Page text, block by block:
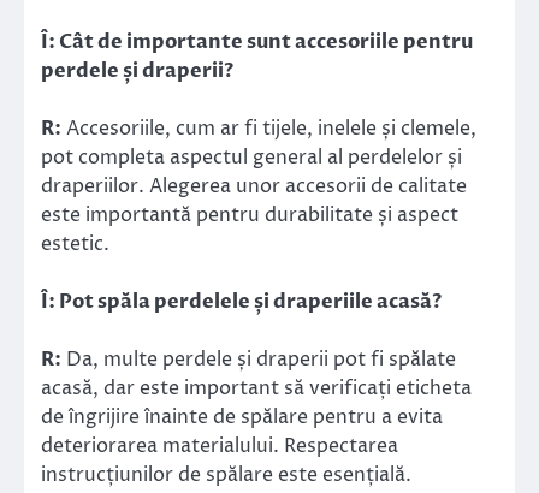
Î: Cât de importante sunt accesoriile pentru
perdele și draperii?
R: Accesoriile, cum ar fi tijele, inelele și clemele,
pot completa aspectul general al perdelelor și
draperiilor. Alegerea unor accesorii de calitate
este importantă pentru durabilitate și aspect
estetic.
Î: Pot spăla perdelele și draperiile acasă?
R: Da, multe perdele și draperii pot fi spălate
acasă, dar este important să verificați eticheta
de îngrijire înainte de spălare pentru a evita
deteriorarea materialului. Respectarea
instrucțiunilor de spălare este esențială.